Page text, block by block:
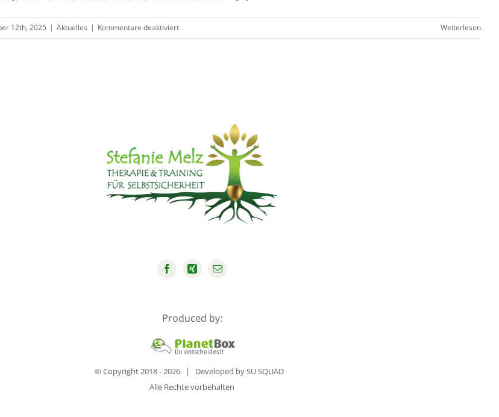
12th, 2025 | Aktuelles | Kommentare deaktiviertfür
16
Weiterlesen
Produced by:
© Copyright 2018 -2026 | Developed bySU SQUAD
Alle Rechte vorbehalten